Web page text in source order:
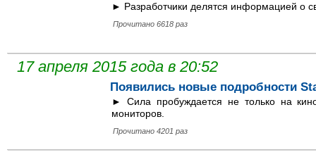
► Разработчики делятся информацией о
Прочитано 6618 раз
17 апреля 2015 года в 20:52
Появились новые подробности
► Сила пробуждается не только на
мониторов.
Прочитано 4201 раз